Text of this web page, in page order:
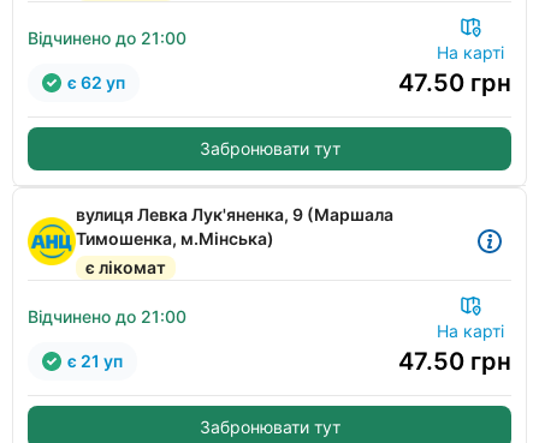
Відчинено до 21:00
На карті
47.50 грн
є 62 уп
Забронювати тут
вулиця Левка Лук'яненка, 9 (Маршала
Тимошенка, м.Мінська)
є лікомат
Відчинено до 21:00
На карті
47.50 грн
є 21 уп
Забронювати тут